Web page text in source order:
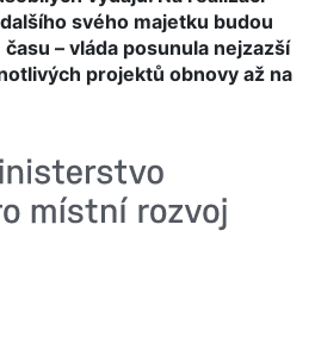
svého majetku budou
– vláda posunula nejzazší
projektů obnovy až na